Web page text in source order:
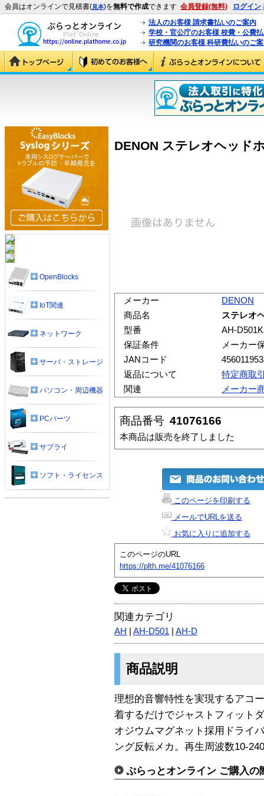
会員はオンラインで見積書(見本)を無料で作成できます 会員登録(無料) ログイン
法人のお客様 請求書払いのご案内
学校・官公庁のお客様 校費・公費
研究機関のお客様 科研費払いのご
DENON ステレオヘッド
メーカー
DENON
商品名
ステレオ
型番
AH-D501K
保証条件
メーカー
JANコード
返品について
特定商取
関連
メーカー
商品番号 41076166
本商品は販売を終了しました
このページを印刷する
メールでURLを送る
お気に入りに追加する
このページのURL
https://plth.me/41076166
関連カテゴリ
AH AH-D501 AH-D
商品説明
理想的音響特性を実現するアコ
着するだけでジャストフィット
オジウムマグネット採用ドライ
ング反転メカ。再生周波数10-
ぷらっとオンライン ご購入の
OpenBlocks
IoT関連
ネットワーク
サーバ・ストレージ
パソコン・周辺機器
PCパーツ
サプライ
ソフト・ライセンス